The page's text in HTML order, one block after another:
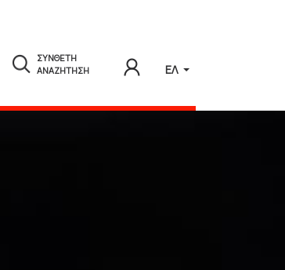
ΣΥΝΘΕΤΗ
ΑΝΑΖΗΤΗΣΗ
ΕΛ